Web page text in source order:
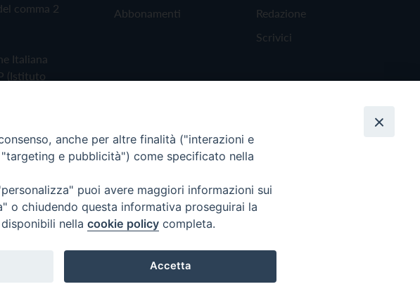
comma 2
Italiana
(Istituto
Abbonamenti
Redazione
Scrivici
anche per altre finalità ("interazioni e
e pubblicità") come specificato nella
puoi avere maggiori informazioni sui
o chiudendo questa informativa proseguirai la
nella cookie policy completa.
Accetta